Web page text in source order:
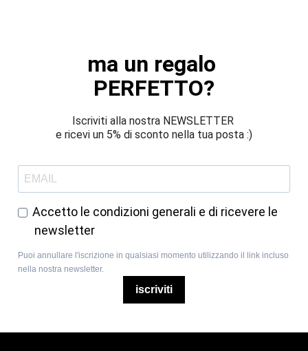
ma un regalo
PERFETTO?
Iscriviti alla nostra NEWSLETTER
e ricevi un 5% di sconto nella tua posta :)
Accetto le condizioni generali e di ricevere le
newsletter
Puoi annullare l'iscrizione in qualsiasi momento utilizzando il link incluso
nella nostra newsletter.
iscriviti